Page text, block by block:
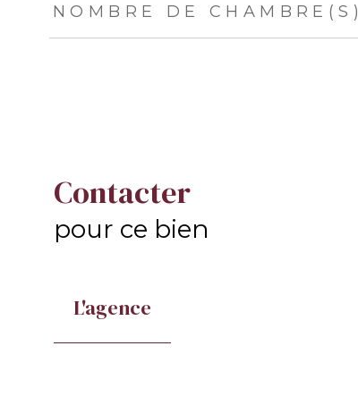
NOMBRE DE CHAMBRE(S)
Contacter
pour ce bien
L'agence